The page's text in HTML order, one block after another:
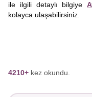
ile ilgili detaylı bilgiye
kolayca ulaşabilirsiniz.
4210+ kez okundu.